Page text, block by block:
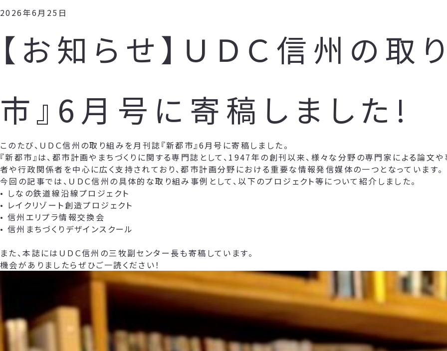
2026年6月25日
【お知らせ】ＵＤＣ信州の取
市』6月号に寄稿しました!
このたび、ＵＤＣ信州の取り組みを月刊誌『新都市』6月号に寄稿しました。
『新都市』は、都市計画やまちづくりに関する専門誌として、1947年の創刊以来、様々な分野の専門家による論
者や行政関係者を中心に広く支持されており、都市計画分野における重要な情報発信媒体の一つとなっています。
今回の記事では、ＵＤＣ信州の具体的な取り組み事例として、以下のプロジェクト等について紹介しました。
• しなの鉄道線沿線プロジェクト
• レイクリゾート創造プロジェクト
• 信州エリプラ情報交換会
• 信州まちづくりデザインスクール
また、本誌にはＵＤＣ信州の三牧副センター長も寄稿しています。
機会がありましたらぜひご一読ください！